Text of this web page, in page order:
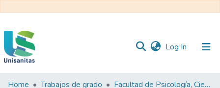
Log In (current)
Home Trabajos de grado
Facultad de Psicología, Ciencias Sociales y de la Educación